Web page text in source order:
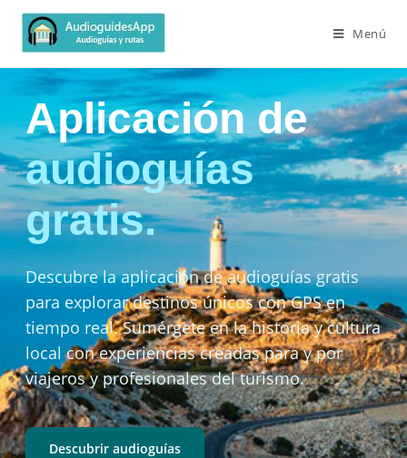
Menú
Aplicación de
audioguías
gratis.
Descubre la aplicación de audioguías gratis
para explorar destinos únicos con GPS en
tiempo real. Sumérgete en la historia y cultura
local con experiencias creadas para y por
viajeros y profesionales del turismo.
Descubrir audioguías